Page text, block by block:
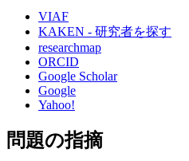
VIAF
KAKEN - 研究者を探す
researchmap
ORCID
Google Scholar
Google
Yahoo!
問題の指摘